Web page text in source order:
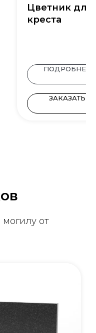
Цветник для
креста
ПОДРОБНЕЕ
ЗАКАЗАТЬ
от